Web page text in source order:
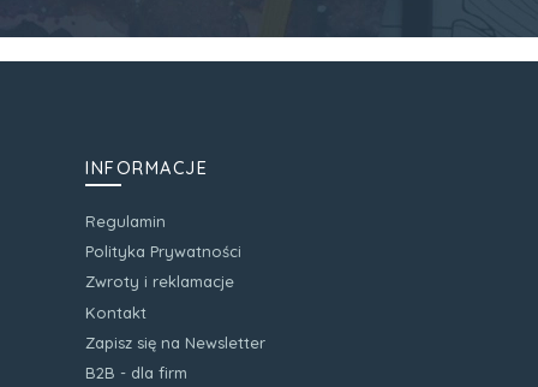
INFORMACJE
Regulamin
Polityka Prywatności
Zwroty i reklamacje
Kontakt
Zapisz się na Newsletter
B2B - dla firm